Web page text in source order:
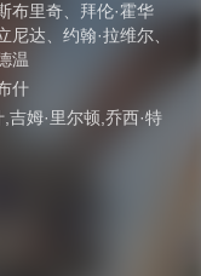
布里奇
拜伦·霍华
尼达 约翰·拉维尔
温
什
吉姆·里尔顿,乔西·特